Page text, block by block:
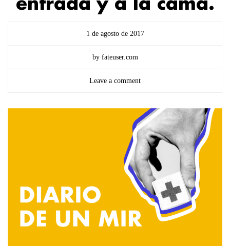
entrada y a la cama.
1 de agosto de 2017
by fateuser.com
Leave a comment